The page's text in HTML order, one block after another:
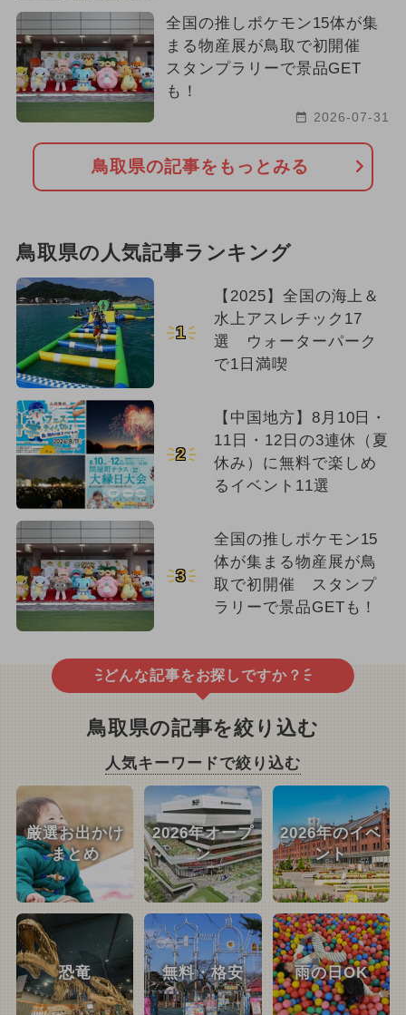
厳選お出かけまとめ
2022年のイベント
全国の推しポケモン15体が集
まる物産展が鳥取で初開催
スタンプラリーで景品GET
も！
2026-07-31
鳥取県の記事をもっとみる
鳥取県の人気記事ランキング
1
【2025】全国の海上＆
水上アスレチック17
選 ウォーターパーク
で1日満喫
2
【中国地方】8月10日・
11日・12日の3連休（夏
休み）に無料で楽しめ
るイベント11選
3
全国の推しポケモン15
体が集まる物産展が鳥
取で初開催 スタンプ
ラリーで景品GETも！
どんな記事をお探しですか？
鳥取県の記事を絞り込む
人気キーワードで絞り込む
厳選お出かけ
まとめ
2026年オープ
ン
2026年のイベ
ント
恐竜 無料・格安 雨の日OK